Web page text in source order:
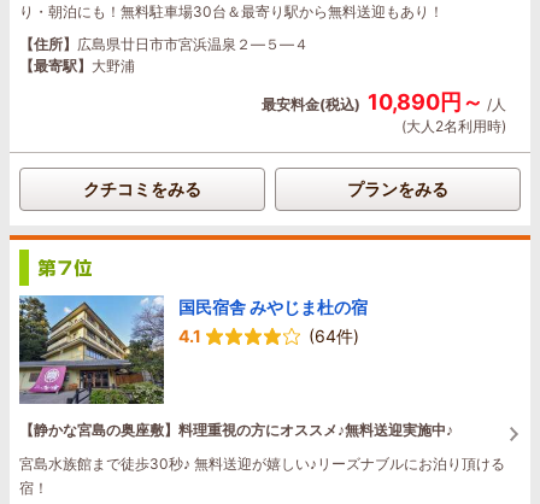
り・朝泊にも！無料駐車場30台＆最寄り駅から無料送迎もあり！
【住所】 広島県廿日市市宮浜温泉２―５―４
【最寄駅】 大野浦
最安料金(税込) 10,890円～ /人
(大人2名利用時)
クチコミをみる プランをみる
国民宿舎 みやじま杜の宿
4.1
(64件)
【静かな宮島の奥座敷】料理重視の方にオススメ♪無料送迎実施中♪
宮島水族館まで徒歩30秒♪ 無料送迎が嬉しい♪リーズナブルにお泊り頂ける
宿！